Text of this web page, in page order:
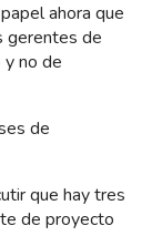
ahora que
gerentes de
no de
de
que hay tres
de proyecto